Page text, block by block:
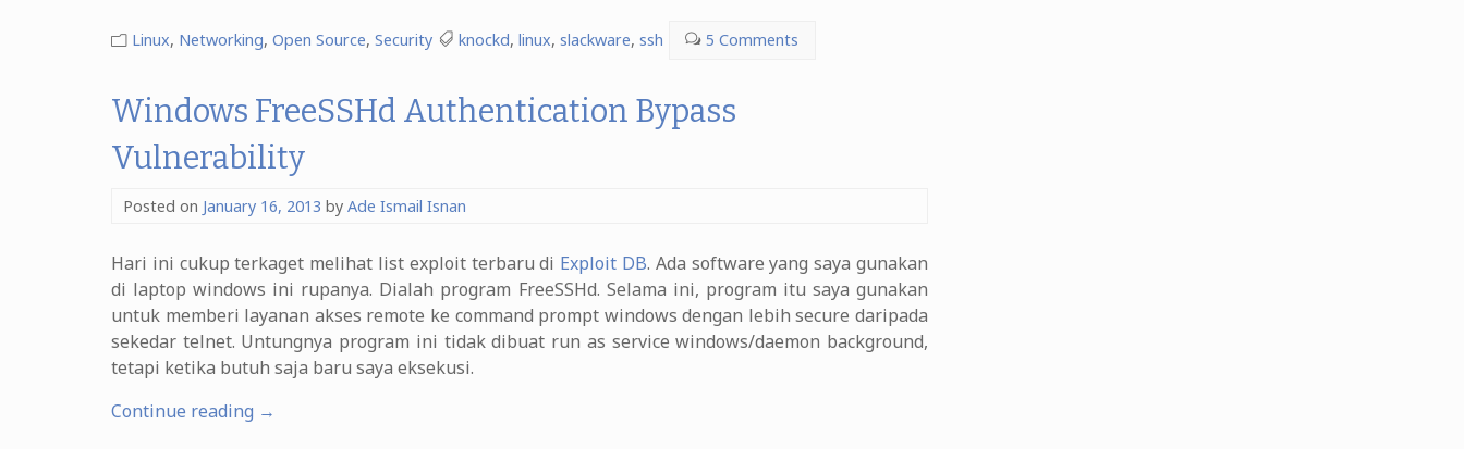
Knocking
Remote
Akses
SSH”
Linux, Networking, Open Source, Security knockd, linux, slackware, ssh 5 Comments
Windows FreeSSHd Authentication Bypass
Vulnerability
Posted on January 16, 2013 by Ade Ismail Isnan
Hari ini cukup terkaget melihat list exploit terbaru di Exploit DB. Ada software yang saya gunakan
di laptop windows ini rupanya. Dialah program FreeSSHd. Selama ini, program itu saya gunakan
untuk memberi layanan akses remote ke command prompt windows dengan lebih secure daripada
sekedar telnet. Untungnya program ini tidak dibuat run as service windows/daemon background,
tetapi ketika butuh saja baru saya eksekusi.
Continue reading “Windows
→